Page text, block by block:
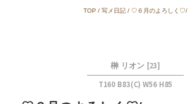
TOP / 写メ日記 / ♡６月のよろしく♡/
榊 リオン [23]
T160 B83(C) W56 H85